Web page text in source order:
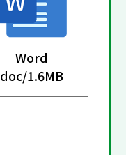
Word
doc/1.6MB